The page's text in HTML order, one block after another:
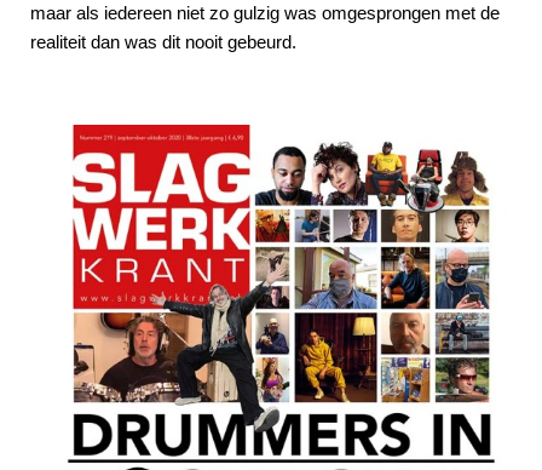
maar als iedereen niet zo gulzig was omgesprongen met de
realiteit dan was dit nooit gebeurd.